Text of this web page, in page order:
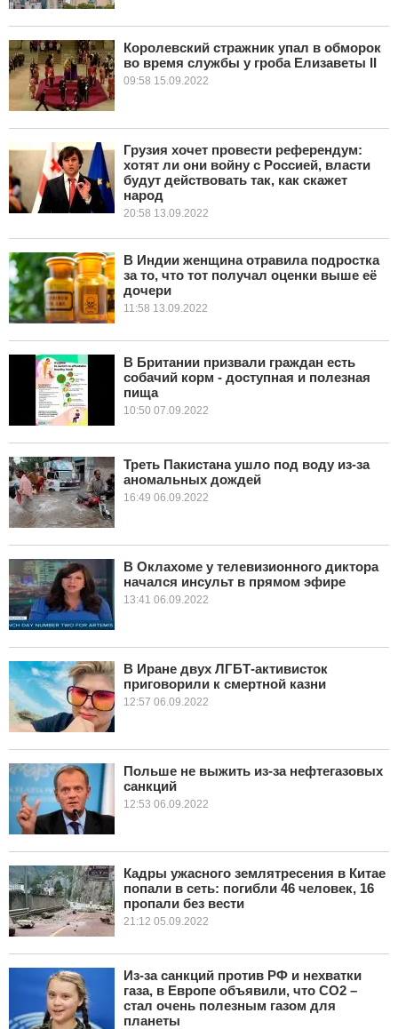
Королевский стражник упал в обморок
во время службы у гроба Елизаветы II
09:58 15.09.2022
Грузия хочет провести референдум:
хотят ли они войну с Россией, власти
будут действовать так, как скажет
народ
20:58 13.09.2022
В Индии женщина отравила подростка
за то, что тот получал оценки выше её
дочери
11:58 13.09.2022
В Британии призвали граждан есть
собачий корм - доступная и полезная
пища
10:50 07.09.2022
Треть Пакистана ушло под воду из-за
аномальных дождей
16:49 06.09.2022
В Оклахоме у телевизионного диктора
начался инсульт в прямом эфире
13:41 06.09.2022
В Иране двух ЛГБТ-активисток
приговорили к смертной казни
12:57 06.09.2022
Польше не выжить из-за нефтегазовых
санкций
12:53 06.09.2022
Кадры ужасного землятресения в Китае
попали в сеть: погибли 46 человек, 16
пропали без вести
21:12 05.09.2022
Из-за санкций против РФ и нехватки
газа, в Европе объявили, что СО2 –
стал очень полезным газом для
планеты